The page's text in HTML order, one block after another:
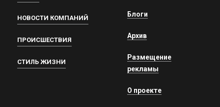
НОВОСТИ КОМПАНИЙ
ПРОИСШЕСТВИЯ
СТИЛЬ ЖИЗНИ
Блоги
Архив
Размещение
рекламы
О проекте